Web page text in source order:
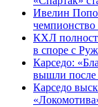
Ивелин
чемпионство
КХЛ
в споре с
Карседо:
вышли после
Карседо